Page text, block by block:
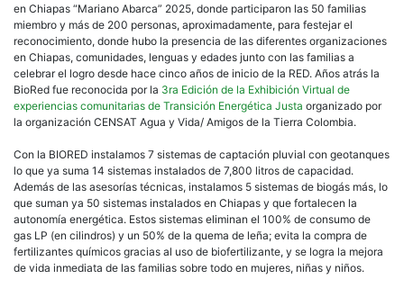
en Chiapas “Mariano Abarca” 2025, donde participaron las 50 familias
miembro y más de 200 personas, aproximadamente, para festejar el
reconocimiento, donde hubo la presencia de las diferentes organizaciones
en Chiapas, comunidades, lenguas y edades junto con las familias a
celebrar el logro desde hace cinco años de inicio de la RED. Años atrás la
BioRed fue reconocida por la 3ra Edición de la Exhibición Virtual de
experiencias comunitarias de Transición Energética Justa organizado por
la organización CENSAT Agua y Vida/ Amigos de la Tierra Colombia.
Con la BIORED instalamos 7 sistemas de captación pluvial con geotanques
lo que ya suma 14 sistemas instalados de 7,800 litros de capacidad.
Además de las asesorías técnicas, instalamos 5 sistemas de biogás más, lo
que suman ya 50 sistemas instalados en Chiapas y que fortalecen la
autonomía energética. Estos sistemas eliminan el 100% de consumo de
gas LP (en cilindros) y un 50% de la quema de leña; evita la compra de
fertilizantes químicos gracias al uso de biofertilizante, y se logra la mejora
de vida inmediata de las familias sobre todo en mujeres, niñas y niños.